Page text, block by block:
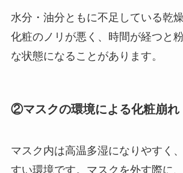
水分・油分ともに不足している乾
化粧のノリが悪く、時間が経つと
な状態になることがあります。
②マスクの環境による化粧崩れ
マスク内は高温多湿になりやすく
すい環境です。マスクを外す際に